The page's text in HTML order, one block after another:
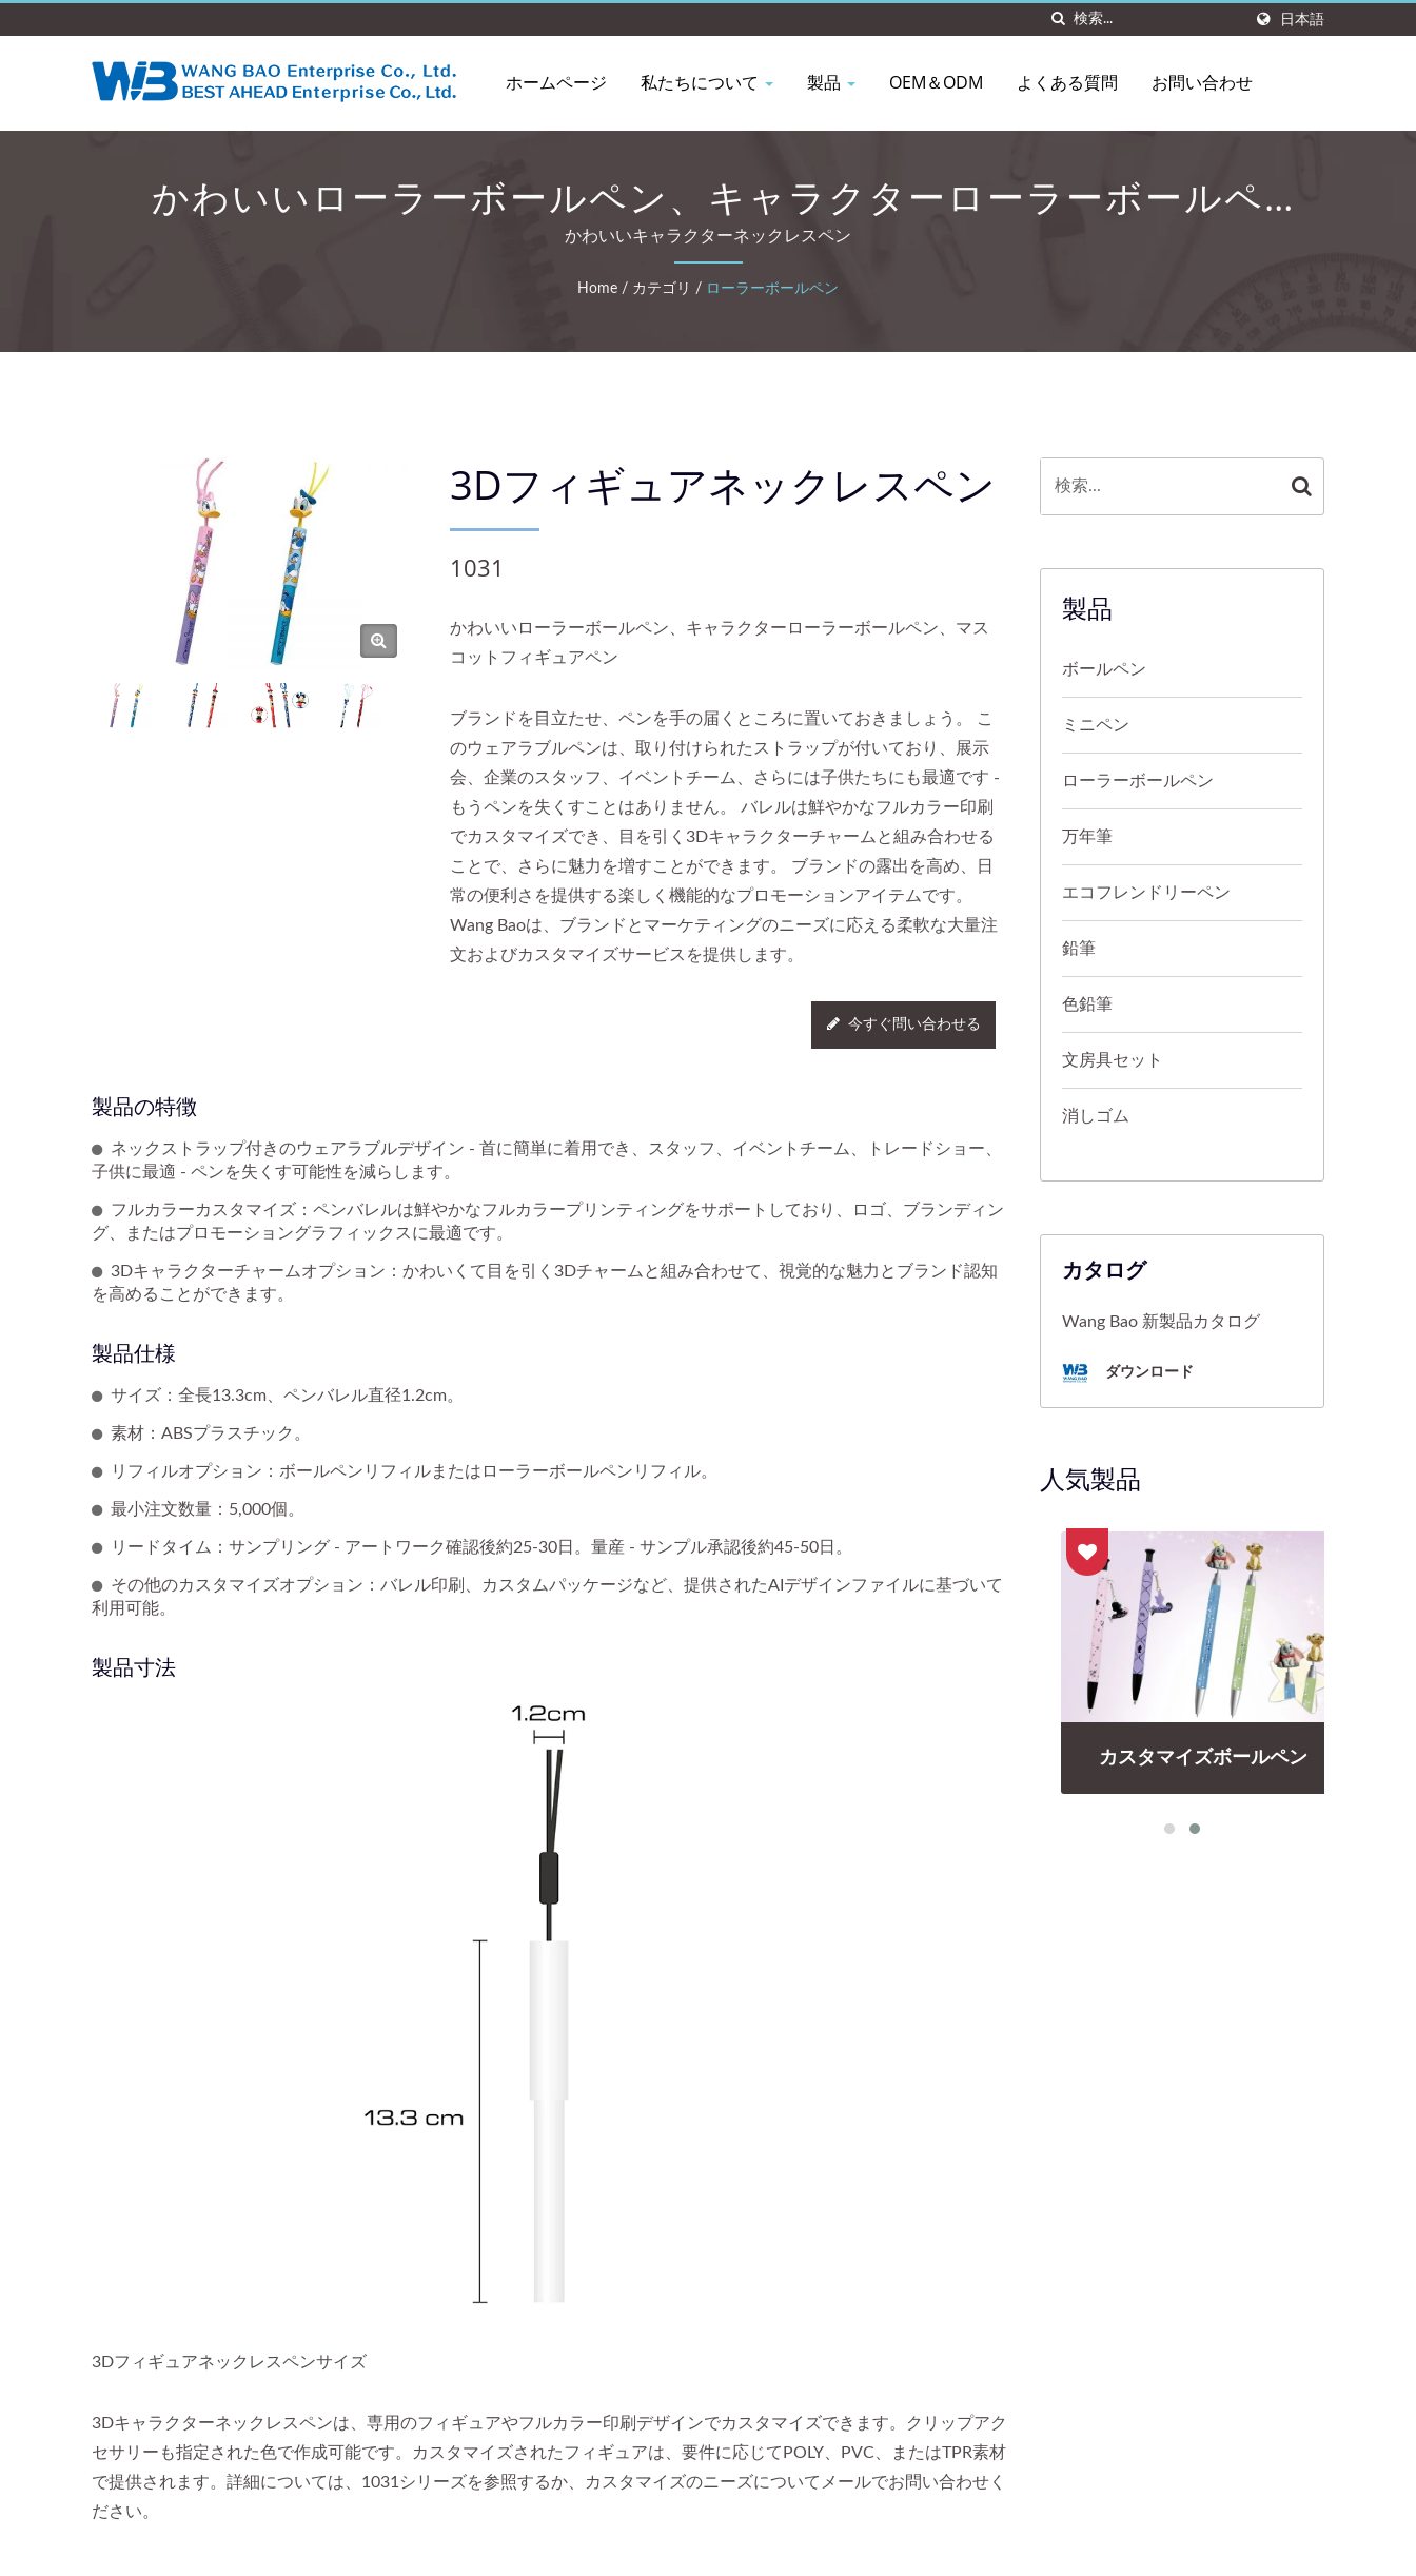
日本語
ホームページ 私たちについて 製品 OEM＆ODM よくある質問 お問い合わせ
かわいいローラーボールペン、キャラクターローラーボールペ
ン、マスコットフィギュアペン
かわいいキャラクターネックレスペン
Home / カテゴリ / ローラーボールペン
3Dフィギュアネックレスペン
1031
かわいいローラーボールペン、キャラクターローラーボールペン、マス
コットフィギュアペン
ブランドを目立たせ、ペンを手の届くところに置いておきましょう。 こ
のウェアラブルペンは、取り付けられたストラップが付いており、展示
会、企業のスタッフ、イベントチーム、さらには子供たちにも最適です -
もうペンを失くすことはありません。 バレルは鮮やかなフルカラー印刷
でカスタマイズでき、目を引く3Dキャラクターチャームと組み合わせる
ことで、さらに魅力を増すことができます。 ブランドの露出を高め、日
常の便利さを提供する楽しく機能的なプロモーションアイテムです。
Wang Baoは、ブランドとマーケティングのニーズに応える柔軟な大量注
文およびカスタマイズサービスを提供します。
今すぐ問い合わせる
製品の特徴
ネックストラップ付きのウェアラブルデザイン - 首に簡単に着用でき、スタッフ、イベントチーム、トレードショー、
子供に最適 - ペンを失くす可能性を減らします。
フルカラーカスタマイズ：ペンバレルは鮮やかなフルカラープリンティングをサポートしており、ロゴ、ブランディン
グ、またはプロモーショングラフィックスに最適です。
3Dキャラクターチャームオプション：かわいくて目を引く3Dチャームと組み合わせて、視覚的な魅力とブランド認知
を高めることができます。
製品仕様
サイズ：全長13.3cm、ペンバレル直径1.2cm。
素材：ABSプラスチック。
リフィルオプション：ボールペンリフィルまたはローラーボールペンリフィル。
最小注文数量：5,000個。
リードタイム：サンプリング - アートワーク確認後約25-30日。量産 - サンプル承認後約45-50日。
その他のカスタマイズオプション：バレル印刷、カスタムパッケージなど、提供されたAIデザインファイルに基づいて
利用可能。
製品寸法
3Dフィギュアネックレスペンサイズ
3Dキャラクターネックレスペンは、専用のフィギュアやフルカラー印刷デザインでカスタマイズできます。クリップアク
セサリーも指定された色で作成可能です。カスタマイズされたフィギュアは、要件に応じてPOLY、PVC、またはTPR素材
で提供されます。詳細については、1031シリーズを参照するか、カスタマイズのニーズについてメールでお問い合わせく
ださい。
製品
ボールペン
ミニペン
ローラーボールペン
万年筆
エコフレンドリーペン
鉛筆
色鉛筆
文房具セット
消しゴム
カタログ
Wang Bao 新製品カタログ
ダウンロード
人気製品
カスタマイズボールペン カスタマイズボールペン